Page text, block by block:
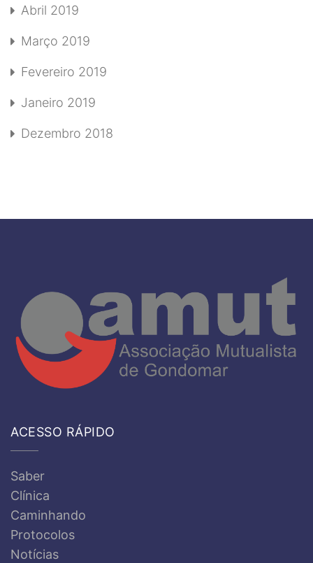
Abril 2019
Março 2019
Fevereiro 2019
Janeiro 2019
Dezembro 2018
ACESSO RÁPIDO
Saber
Clínica
Caminhando
Protocolos
Notícias